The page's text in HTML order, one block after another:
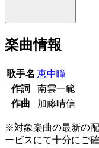
楽曲情報
歌手名 恵中瞳
作詞
南雲一範
作曲
加藤晴信
※対象楽曲の最新の
ービスにて十分にご